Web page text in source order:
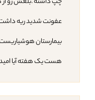
عفونت شدید ریه
بیمارستان هوشیاریست
هست یک هفته آیا